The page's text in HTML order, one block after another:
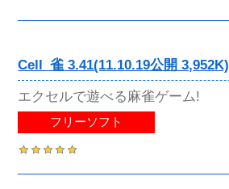
Cell_雀 3.41(11.10.19公開 3,952K)
エクセルで遊べる麻雀ゲーム!
フリーソフト